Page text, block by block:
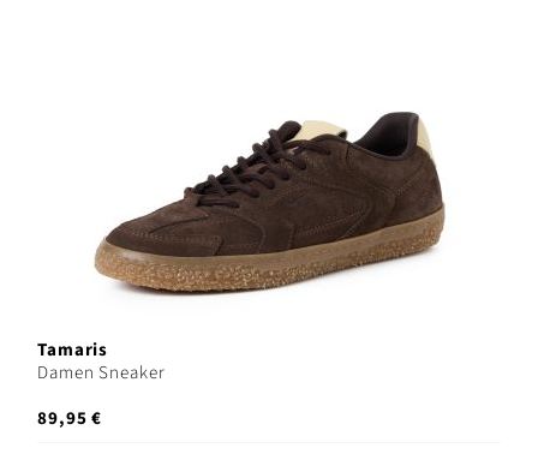
Tamaris
Damen Sneaker
89,95 €